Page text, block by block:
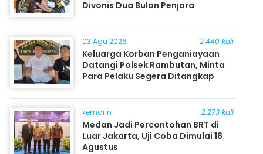
Divonis Dua Bulan Penjara
03 Agu 2026 2.440 kali
Keluarga Korban Penganiayaan
Datangi Polsek Rambutan, Minta
Para Pelaku Segera Ditangkap
kemarin 2.273 kali
Medan Jadi Percontohan BRT di
Luar Jakarta, Uji Coba Dimulai 18
Agustus